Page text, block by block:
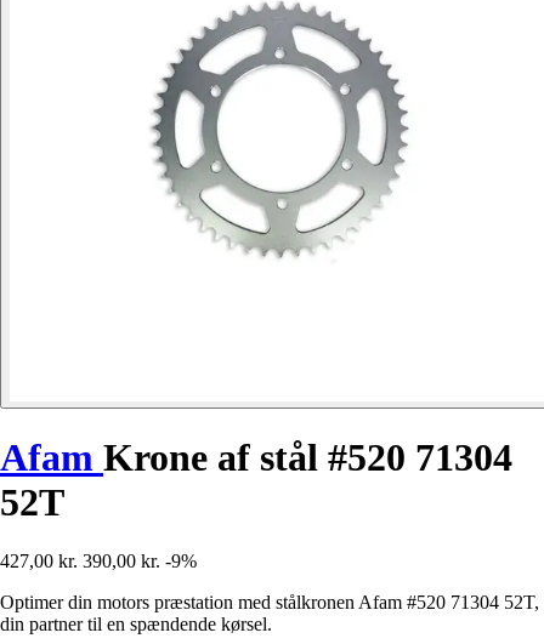
Afam Krone af stål #520 71304
52T
427,00 kr. 390,00 kr. -9%
Optimer din motors præstation med stålkronen Afam #520 71304 52T,
din partner til en spændende kørsel.